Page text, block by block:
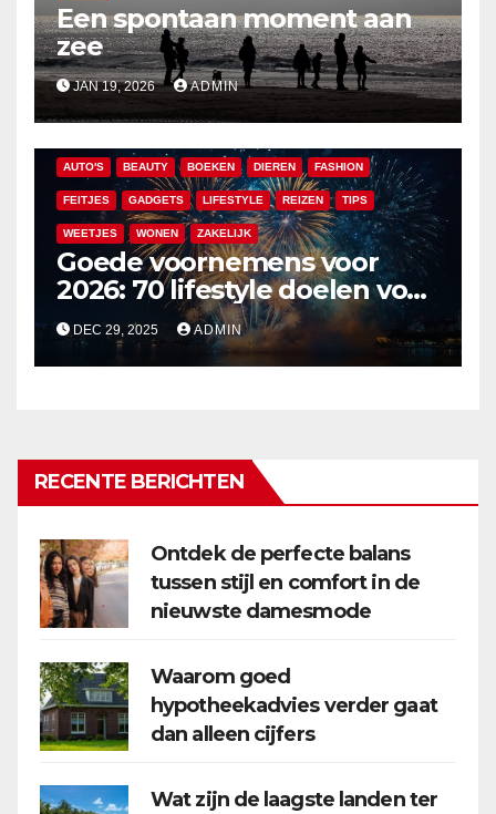
Een spontaan moment aan
zee
JAN 19, 2026 ADMIN
AUTO'S BEAUTY BOEKEN DIEREN FASHION
FEITJES GADGETS LIFESTYLE REIZEN TIPS
WEETJES WONEN ZAKELIJK
Goede voornemens voor
2026: 70 lifestyle doelen voor
een veelzijdig en leuk jaar
DEC 29, 2025 ADMIN
RECENTE BERICHTEN
Ontdek de perfecte balans
tussen stijl en comfort in de
nieuwste damesmode
Waarom goed
hypotheekadvies verder gaat
dan alleen cijfers
Wat zijn de laagste landen ter